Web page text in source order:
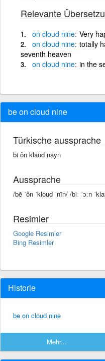
Relevante
on cloud nine Very
on cloud nine totally
seventh heaven
on cloud nine in the
be on cloud nine
Türkische aussprache
bi ôn klaud nayn
Aussprache
/bē ˈôn ˈkloud ˈnīn/ /biː ˈɔːn
Resimler
Google Resimler
Bing Resimler
Historie
be on cloud nine
Mehr...